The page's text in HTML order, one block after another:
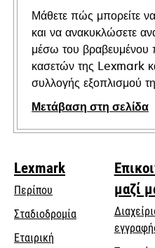
Μάθετε πώς μπορείτε
και να ανακυκλώσετε
μέσω του βραβευμένου
κασετών της Lexmark
συλλογής εξοπλισμού
Μετάβαση στη σελίδα
Lexmark
Περίπου
Σταδιοδρομία
Εταιρική
μαζί